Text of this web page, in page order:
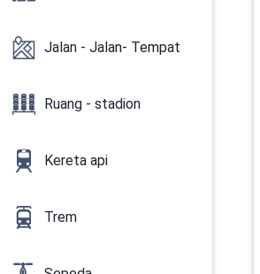
Jalan - Jalan- Tempat
Ruang - stadion
Kereta api
Trem